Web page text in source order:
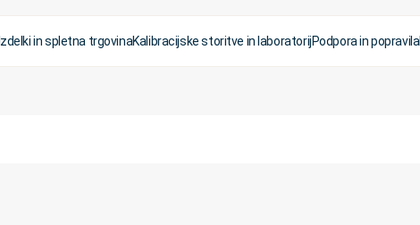
Izdelki in spletna trgovinaKalibracijske storitve in laboratorijPodpora in popravila